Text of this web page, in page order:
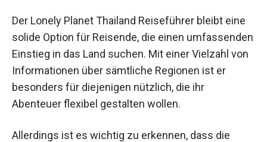
Der Lonely Planet Thailand Reiseführer bleibt eine
solide Option für Reisende, die einen umfassenden
Einstieg in das Land suchen. Mit einer Vielzahl von
Informationen über sämtliche Regionen ist er
besonders für diejenigen nützlich, die ihr
Abenteuer flexibel gestalten wollen.
Allerdings ist es wichtig zu erkennen, dass die